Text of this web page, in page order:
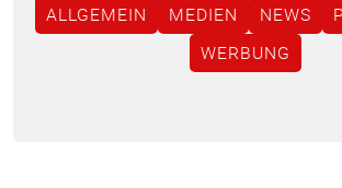
ALLGEMEIN MEDIEN NEWS
WERBUNG